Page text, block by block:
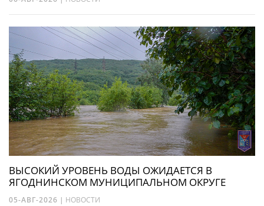
ВЫСОКИЙ УРОВЕНЬ ВОДЫ ОЖИДАЕТСЯ В
ЯГОДНИНСКОМ МУНИЦИПАЛЬНОМ ОКРУГЕ
05-АВГ-2026 | НОВОСТИ